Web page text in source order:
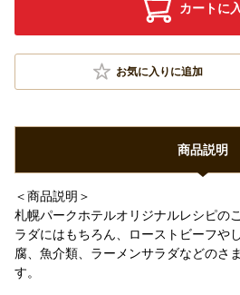
カートに
お気に入りに追加
商品説明
＜商品説明＞
札幌パークホテルオリジナルレシピの
ラダにはもちろん、ローストビーフや
腐、魚介類、ラーメンサラダなどのさ
す。